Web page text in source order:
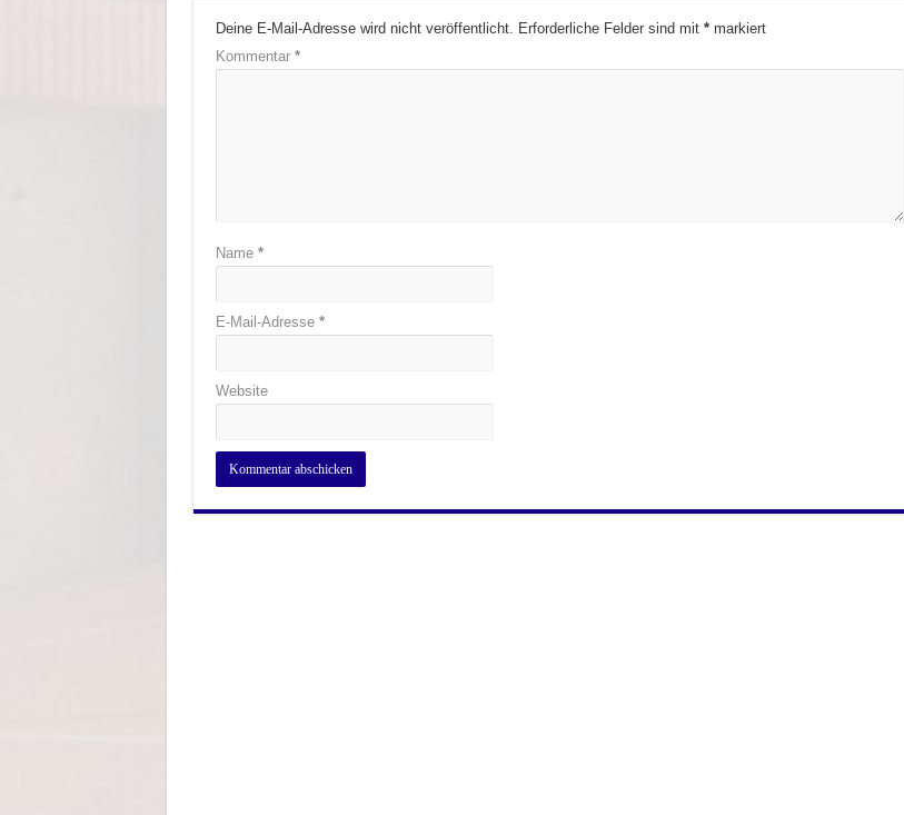
Deine E-Mail-Adresse wird nicht veröffentlicht. Erforderliche Felder sind mit *markiert
Kommentar *
Name *
E-Mail-Adresse *
Website